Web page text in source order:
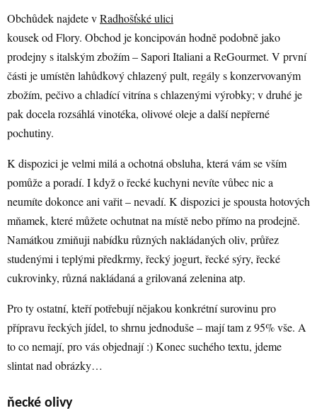
Obchůdek najdete vRadhošťské ulici
kousek od Flory. Obchod je koncipován hodně podobně jako
prodejny s italským zbožím – Sapori Italiani a ReGourmet. V první
části je umístěn lahůdkový chlazený pult, regály s konzervovaným
zbožím, pečivo a chladící vitrína s chlazenými výrobky; v druhé je
pak docela rozsáhlá vinotéka, olivové oleje a další nepřerné
pochutiny.
K dispozici je velmi milá a ochotná obsluha, která vám se vším
pomůže a poradí. I když o řecké kuchyni nevíte vůbec nic a
neumíte dokonce ani vařit – nevadí. K dispozici je spousta hotových
mňamek, které můžete ochutnat na místě nebo přímo na prodejně.
Namátkou zmiňuji nabídku různých nakládaných oliv, průřez
studenými i teplými předkrmy, řecký jogurt, řecké sýry, řecké
cukrovinky, různá nakládaná a grilovaná zelenina atp.
Pro ty ostatní, kteří potřebují nějakou konkrétní surovinu pro
přípravu řeckých jídel, to shrnu jednoduše – mají tam z 95% vše. A
to co nemají, pro vás objednají :) Konec suchého textu, jdeme
slintat nad obrázky…
ňecké olivy